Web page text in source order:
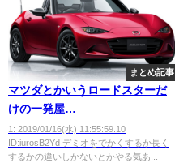
まとめ記事
マツダとかいうロードスターだ
けの一発屋
wwwwwwwwwwwwwww
1: 2019/01/16(水) 11:55:59.10
ID:iurosB2Yd デミオをでかくするか長く
するかの違いしかないとかやる気あ...